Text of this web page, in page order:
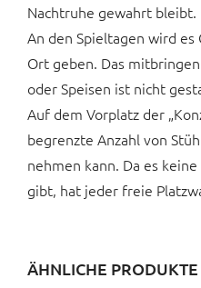
Nachtruhe gewahrt bleibt.
An den Spieltagen wird
Ort geben. Das
oder Speisen ist nicht
Auf dem Vorplatz der
begrenzte Anzahl von
nehmen kann. Da es
gibt, hat jeder freie
ÄHNLICHE PRODUKTE